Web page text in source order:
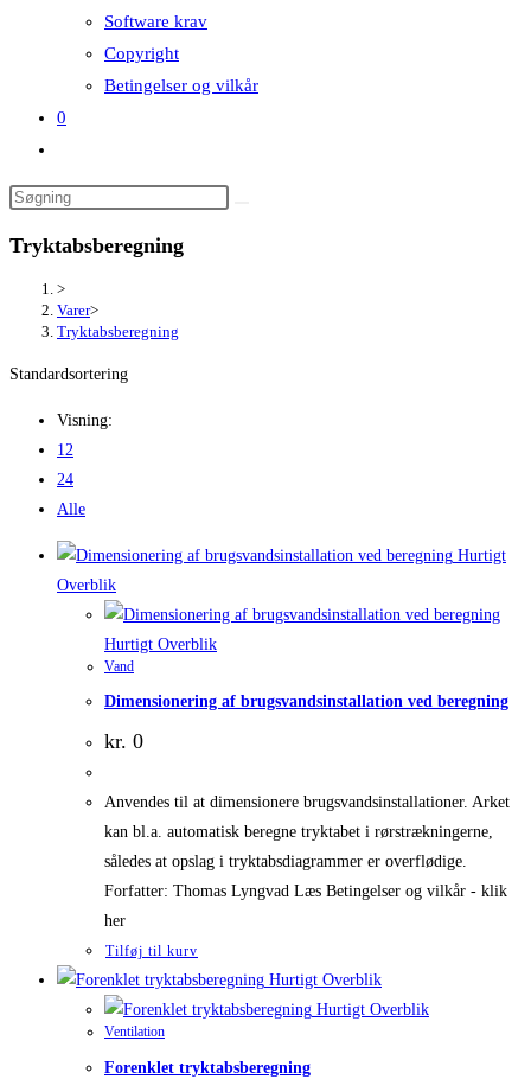
Software krav
Copyright
Betingelser og vilkår
0
search
Tryktabsberegning
>
Varer>
Tryktabsberegning
Standardsortering
Visning:
12
24
Alle
Hurtigt
Overblik
Hurtigt Overblik
Vand
Dimensionering af brugsvandsinstallation ved beregning
kr. 0
Anvendes til at dimensionere brugsvandsinstallationer. Arket
kan bl.a. automatisk beregne tryktabet i rørstrækningerne,
således at opslag i tryktabsdiagrammer er overflødige.
Forfatter: Thomas Lyngvad Læs Betingelser og vilkår - klik
her
Tilføj til kurv
Hurtigt Overblik
Hurtigt Overblik
Ventilation
Forenklet tryktabsberegning